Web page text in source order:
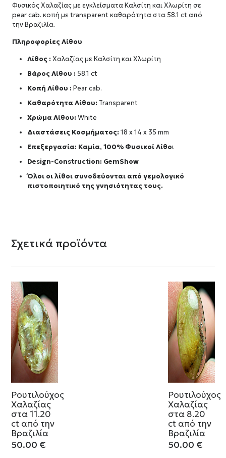
Φυσικός Χαλαζίας με εγκλείσματα Καλσίτη και Χλωρίτη σε
pear cab. κοπή με transparent καθαρότητα στα 58.1 ct από
την Βραζιλία.
Πληροφορίες Λίθου
Λίθος : Χαλαζίας με Καλσίτη και Χλωρίτη
Βάρος Λίθου : 58.1 ct
Κοπή Λίθου :Pear cab.
Καθαρότητα Λίθου: Transparent
Χρώμα Λίθου:White
Διαστάσεις Κοσμήματος: 18 x 14 x 35 mm
Επεξεργασία: Καμία, 100% Φυσικοί Λίθοι
Design-Construction: GemShow
Όλοι οι λίθοι συνοδεύονται από γεμολογικό
πιστοποιητικό της γνησιότητας τους.
Σχετικά προϊόντα
Ρουτιλούχος
Χαλαζίας
στα 11.20
ct από την
Βραζιλία
50.00 €
Ρουτιλούχος
Χαλαζίας
στα 8.20
ct από την
Βραζιλία
50.00 €